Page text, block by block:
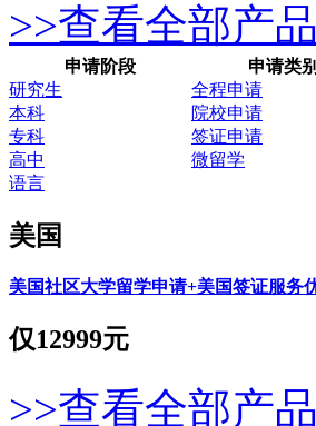
>>查看全部产品
申请阶段
申请类别
研究生
全程申请
本科
院校申请
专科
签证申请
高中
微留学
语言
美国
美国社区大学留学申请+美国签证服务
仅12999元
>>查看全部产品